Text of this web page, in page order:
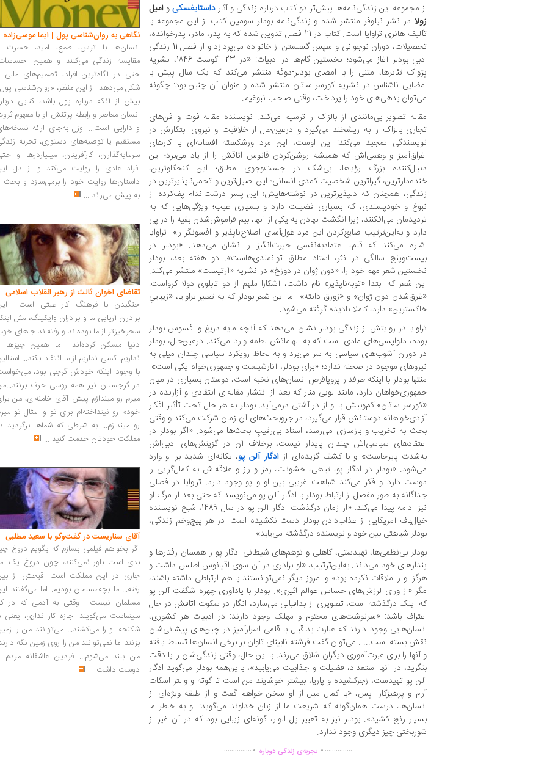
از مجموعه این زندگی‌نامه‌ها پیش‌تر دو کتاب درباره زندگی و آثارداستایفسکیوامیل
زولا در نشر نیلوفر منتشر شده و زندگی‌نامه بودلر سومین کتاب از این مجموعه با
تألیف هانری تراوایا است. کتاب در 21 فصل تدوین شده که به پدر، مادر، پدرخوانده،
تحصیلات، دوران نوجوانی و سپس گسستن از خانواده می‌پردازد و از فصل 11 زندگی
ادبیِ بودلر آغاز می‌شود؛ نخستین گام‌ها در ادبیات: «در 23 آگوست 1846، نشریه
پژواک تئاترها، متنی را با امضای بودلر-دوفه منتشر می‌کند که یک سال پیش با
امضایی ناشناس در نشریه کورسر ساتان منتشر شده و عنوان آن چنین بود: چگونه
می‌توان بدهی‌های خود را پرداخت، وقتی صاحب نبوغیم.
مقاله تصویر بی‌مانندی از بالزاک را ترسیم می‌کند. نویسنده مقاله فوت و فن‌های
تجاری بالزاک را به ریشخند می‌گیرد و درعین‌حال از خلاقیت و نیروی ابتکارش در
نویسندگی تمجید می‌کند: این اوست، این مرد ورشکسته افسانه‌ای با کارهای
اغراق‌آمیز و وهمی‌اش که همیشه روشن‌کردن فانوس اتاقش را از یاد می‌برد؛ این
دنبال‌کننده بزرگ رؤیاها، بی‌شک در جست‌وجوی مطلق؛ این کنجکاوترین،
خنده‌دارترین، گیراترین شخصیت کمدی انسانی؛ این اصیل‌ترین و تحمل‌ناپذیرترین در
زندگی، همچنان‌ که دلپذیرترین در نوشته‌هایش؛ این پسر درشت‌اندام پف‌کرده از
نبوغ و خودپسندی، که بسیاری فضیلت دارد و بسیاری عیب؛ ویژگی‌هایی که به
تردیدمان می‌افکنند، زیرا انگشت‌ نهادن به یکی از آنها، بیم فراموش‌شدن بقیه را در پی
دارد و به‌این‌ترتیب ضایع‌کردن این مرد غول‌آسای اصلاح‌ناپذیر و افسونگر را». تراوایا
اشاره می‌کند که قلم، اعتمادبه‌نفسی حیرت‌انگیز را نشان می‌دهد. «بودلر در
بیست‌وپنج سالگی در نثر، استاد مطلق توانمندی‌هاست». دو هفته بعد، بودلر
نخستین شعر مهم خود را، «دون ‌ژوان در دوزخ» در نشریه «آرتیست» منتشر می‌کند.
این شعر که ابتدا «توبه‌ناپذیر» نام داشت، آشکارا ملهم از دو تابلوی دولا کرواست:
«غرق‌شدن دون ژوان» و «زورق دانته». اما این شعر بودلر که به‌ تعبیر تراوایا، «زیباییِ
خاکسترین» دارد، کاملا نادیده گرفته می‌شود.
تراوایا در روایتش از زندگی بودلر نشان می‌دهد که آنچه مایه دریغ و افسوس بودلر
بوده، دلواپسی‌های مادی است که به الهاماتش لطمه وارد می‌کند. در‌عین‌حال، بودلر
در دوران آشوب‌های سیاسی به سر می‌برد و به‌ لحاظ رویکرد سیاسی چندان میلی به
نیروهای موجود در صحنه ندارد؛ «برای بودلر، آنارشیست و جمهوری‌خواه یکی است».
منتها بودلر با اینکه طرفدار پروپاقرصِ انسان‌های نخبه است، دوستان بسیاری در میان
جمهوری‌خواهان دارد، مانند لویی منار که بعد از انتشار مقاله‌ای انتقادی و آزارنده در
«کورسر ساتان» کم‌وبیش با او از در آشتی درمی‌آید. بودلر به هر حال تحت تأثیر افکار
آزادی‌خواهانه دوستانش قرار می‌گیرد، در جروبحث‌های آن زمان شرکت می‌کند و وقتی
بحث به تخریب و بازسازی می‌رسد، استاد بی‌رقیبِ بحث‌ها می‌شود. «اگر بودلر در
اعتقادهای سیاسی‌اش چندان پایدار نیست، برخلاف آن در گزینش‌های ادبی‌اش
به‌شدت پابرجاست» و با کشف گزیده‌ای از ادگار آلن پو، تکانه‌ای شدید بر او وارد
می‌شود. «بودلر در ادگار پو، تباهی، خشونت، رمز و راز و علاقه‌اش به کمال‌گرایی را
دوست دارد و فکر می‌کند شباهت غریبی بین او و پو وجود دارد. تراوایا در فصلی
جداگانه به‌ طور مفصل از ارتباط بودلر با ادگار آلن پو می‌نویسد که حتی بعد از مرگ او
نیز ادامه پیدا می‌کند: «از زمان درگذشت ادگار آلن پو در سال 1489، شبح نویسنده
خیال‌باف آمریکایی از عذاب‌دادن بودلر دست نکشیده است. در هر پیچ‌وخم زندگی،
بودلر شباهتی بین خود و نویسنده درگذشته می‌یابد».
بودلر بی‌نظمی‌ها، تهیدستی، کاهلی و توهم‌های شیطانی ادگار پو را همسان رفتارها و
پندارهای خود می‌داند. به‌این‌ترتیب، «او برادری در آن سوی اقیانوس‌ اطلس داشت و
هرگز او را ملاقات نکرده بود» و امروز دیگر نمی‌توانستند با هم ارتباطی داشته باشند،
مگر «از ورای لرزش‌های حساس عوالم اثیری». بودلر با یادآوری چهره شگفتِ آلن پو
که اینک درگذشته است، تصویری از بداقبالی می‌سازد، انگار در سکوت اتاقش در حال
اعتراف باشد: «سرنوشت‌های محتوم و مهلک وجود دارند: در ادبیات هر کشوری،
انسان‌هایی وجود دارند که عبارت بداقبال با قلمی اسرارآمیز در چین‌های پیشانی‌شان
نقش بسته است... . می‌توان گفت فرشته نابینای تاوان بر برخی انسان‌ها تسلط یافته
و آنها را برای عبرت‌آموزی دیگران شلاق می‌زند. با این حال، وقتی زندگی‌شان را با دقت
بنگرید، در آنها استعداد، فضیلت و جذابیت می‌یابید»، با‌این‌همه بودلر می‌گوید ادگار
آلن پوِ تهیدست، زجرکشیده و پاریا، بیشتر خوشایند من است تا گوته و والتر اسکات
آرام و پرهیزکار. پس، «با کمال میل از او سخن خواهم گفت و از طبقه ویژه‌ای از
انسان‌ها، درست همان‌گونه که شریعت ما از زبان خداوند می‌گوید: او به‌ خاطر ما
بسیار رنج کشید». بودلر نیز به‌ تعبیر پل الوار، گونه‌ای زیبایی بود که در آن غیر از
شوربختی چیز دیگری وجود ندارد.
...............
.تجربه‌ی زندگی دوباره .
...............
نگاهی به روان‌شناسی پول | ایما موسی‌زاده
انسان‌ها با ترس، طمع، امید، حسرت
مقایسه زندگی می‌کنند و همین
حتی در آگاه‌ترین افراد، تصمیم‌های مالی
شکل می‌دهد. از این منظر، «روان‌شناسی
بیش از آنکه درباره پول باشد، کتابی
انسان معاصر و رابطه پرتنش او با مفهوم
و دارایی است... اوزل به‌جای ارائه
مستقیم یا توصیه‌های دستوری، تجربه
سرمایه‌گذاران، کارآفرینان، میلیاردرها و
افراد عادی را روایت می‌کند و از دل
داستان‌ها روایت خود را برمی‌سازد و بحث
به پیش می‌راند ...
تقاضای اخوان ثالث از رهبر انقلاب اسلامی
جنگیدن با فرهنگ کار عبثی است...
برادران آریایی ما و برادران وایکینگ، مثل
سحرخیزتر از ما بوده‌اند و رفته‌اند جاهای
دنیا مسکن کرده‌اند... ما همین چیزها
نداریم. کسی نداریم از ما انتقاد بکند...
با وجود اینکه خودش گرجی بود،
در گرجستان نیز همه روسی حرف
میرم رو میندازم پیش آقای خامنه‌ای، من
خودم رو نینداخته‌ام برای تو و امثال تو
رو میندازم... به شرطی که شماها برگردید
مملکت خودتان خدمت کنید ...
آقای سناریست در گفت‌وگو با سعید مطلبی
اگر بخواهم فیلمی بسازم که بگویم دروغ
بدی است باور نمی‌کنند، چون دروغ یک
جاری در این مملکت است. قبحش از
رفته... ما بچه‌مسلمان بودیم. اما می‌گفتند
مسلمان نیست... وقتی به آدمی که در
سینماست می‌گویند اجازه کار نداری، یعنی
شکنجه او را می‌کشند... می‌توانند من را
بزنند اما نمی‌توانند من را روی زمین نگه
من بلند می‌شوم... فردین عاشقانه مردم
دوست داشت ...